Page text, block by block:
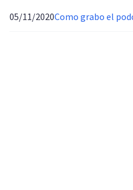
05/11/2020Como grabo el